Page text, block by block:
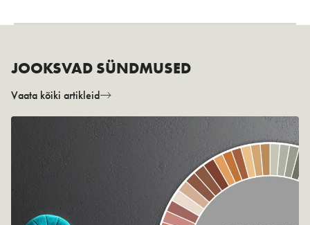
JOOKSVAD SÜNDMUSED
Vaata kõiki artikleid